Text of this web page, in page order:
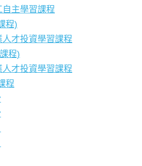
主學習課程
程)
才投資學習課程
程)
才投資學習課程
程